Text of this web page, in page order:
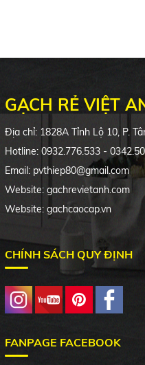
GẠCH RẺ VIỆT
Địa chỉ: 1828A Tỉnh Lộ 10, P.
Hotline: 0932.776.533 -
Email: pvthiep80@gmail.com
Website: gachrevietanh.com
Website: gachcaocap.vn
CHÍNH SÁCH QUY ĐỊNH
FANPAGE FACEBOOK